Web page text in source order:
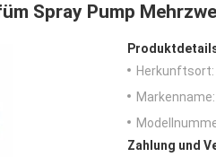
Spray Pump
Herkunftsort:
Markenname:
Zahlung und